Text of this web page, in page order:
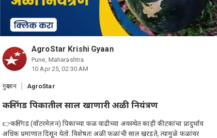
AgroStar Krishi Gyaan
Pune, Maharashtra
10 Apr 25, 02:30 AM
गुरु ज्ञान AgroStar
कलिंगड पिकातील साल खाणारी अळी नियंत्रण
👉कलिंगड (वॉटरमेलन) पिकाच्या फळ वाढीच्या अवस्थेत काही कीटकांचा प्रादुर्भाव
अधिक प्रमाणात दिसून येतो. विशेषतः अळी फळांची साल खरडते, त्यामुळे फळांवर